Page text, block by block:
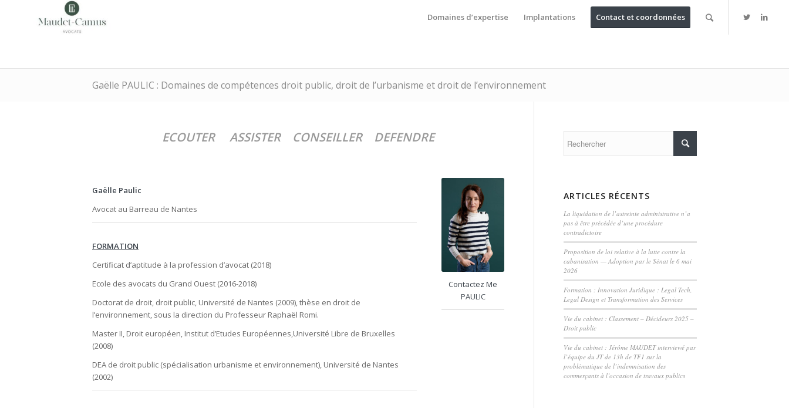
Domaines d’expertise Implantations Contact et coordonnées
Gaëlle PAULIC : Domaines de compétences droit public, droit de l’urbanisme et droit de l’environnement
ECOUTER ASSISTER CONSEILLER DEFENDRE
Gaëlle Paulic
Avocat au Barreau de Nantes
FORMATION
Certificat d’aptitude à la profession d’avocat (2018)
Ecole des avocats du Grand Ouest (2016-2018)
Doctorat de droit, droit public, Université de Nantes (2009), thèse en droit de
l’environnement, sous la direction du Professeur Raphaël Romi.
Master II, Droit européen, Institut d’Etudes Européennes,Université Libre de Bruxelles
(2008)
DEA de droit public (spécialisation urbanisme et environnement), Université de Nantes
(2002)
Contactez Me
PAULIC
ARTICLES RÉCENTS
La liquidation de l’astreinte administrative n’a
pas à être précédée d’une procédure
contradictoire
Proposition de loi relative à la lutte contre la
cabanisation — Adoption par le Sénat le 6 mai
2026
Formation : Innovation Juridique : Legal Tech,
Legal Design et Transformation des Services
Vie du cabinet : Classement – Décideurs 2025 –
Droit public
Vie du cabinet : Jérôme MAUDET interviewé par
l’équipe du JT de 13h de TF1 sur la
problématique de l’indemnisation des
commerçants à l’occasion de travaux publics